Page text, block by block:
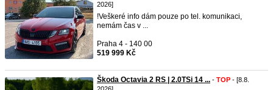
2026]
!Veškeré info dám pouze po tel. komunikaci,
nemám čas v ...
Praha 4 - 140 00
519 999 Kč
Škoda Octavia 2 RS | 2.0TSi 14 ... - TOP - [8.8.